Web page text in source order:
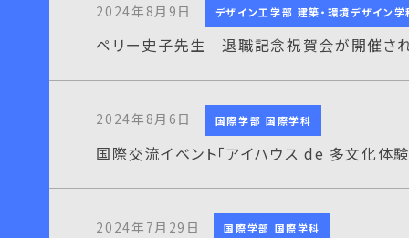
2024年8月9日 デザイン工学部 建築・環境デザイン学
ペリー史子先生 退職記念祝賀会が開催さ
2024年8月6日 国際学部 国際学科
国際交流イベント「アイハウス de 多文化体
2024年7月29日 国際学部 国際学科